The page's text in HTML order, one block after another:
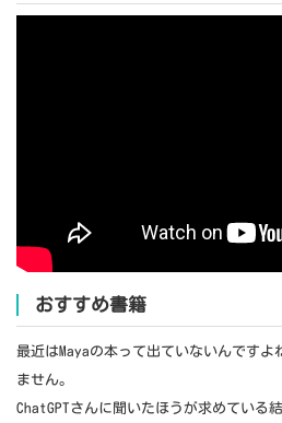
おすすめ書籍
最近はMayaの本って出ていないんです
ません。
ChatGPTさんに聞いたほうが求めている